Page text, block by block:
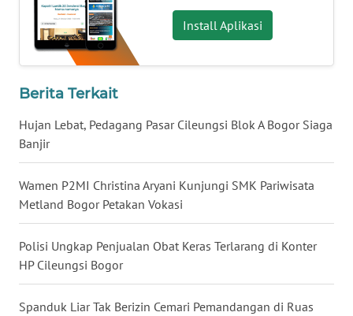
Install Aplikasi
Berita Terkait
Hujan Lebat, Pedagang Pasar Cileungsi Blok A Bogor Siaga
Banjir
Wamen P2MI Christina Aryani Kunjungi SMK Pariwisata
Metland Bogor Petakan Vokasi
Polisi Ungkap Penjualan Obat Keras Terlarang di Konter
HP Cileungsi Bogor
Spanduk Liar Tak Berizin Cemari Pemandangan di Ruas
KALTARA
KALTIM
SULSEL
GORONTALO
SULUT